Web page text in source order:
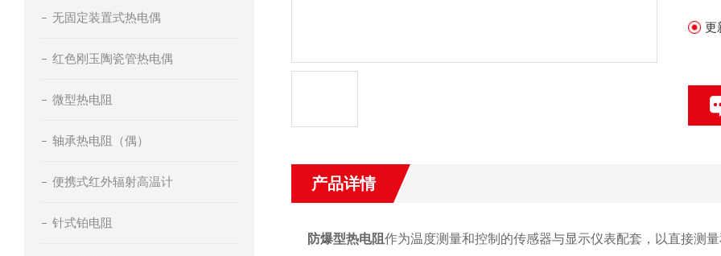
无固定装置式热电偶
红色刚玉陶瓷管热电偶
微型热电阻
轴承热电阻（偶）
便携式红外辐射高温计
针式铂电阻
更
产品详情
防爆型热电阻作为温度测量和控制的传感器与显示仪表配套，以直接测